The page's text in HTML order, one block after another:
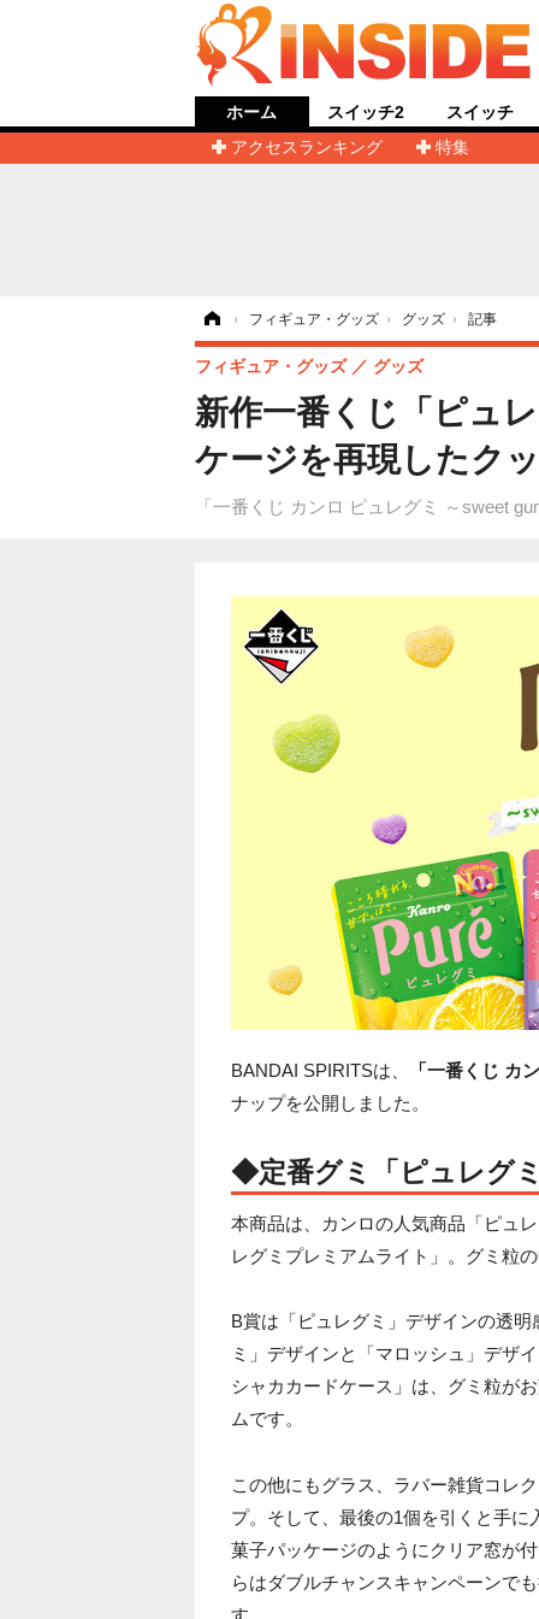
ホーム
アクセスランキング
特集
スイッチ2 スイッチ
› フィギュア・グッズ › グッズ › 記事
新作一番くじ「ピュ
ケージを再現したク
「一番くじ カンロ ピュレグミ ～sweet
フィギュア・グッズ グッズ
BANDAI SPIRITSは、 「一番くじ カ
ナップを公開しました。
◆定番グミ「ピュレグ
本商品は、カンロの人気商品「ピュ
レグミプレミアムライト」。グミ粒
B賞は「ピュレグミ」デザインの透
ミ」デザインと「マロッシュ」デザ
シャカカードケース」は、グミ粒が
ムです。
この他にもグラス、ラバー雑貨コレ
プ。そして、最後の1個を引くと手
菓子パッケージのようにクリア窓が
らはダブルチャンスキャンペーンで